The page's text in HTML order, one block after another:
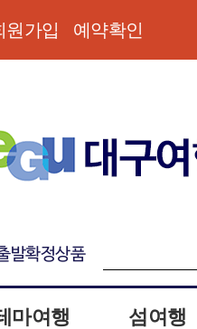
원가입 예약확인
발확정상품
마여행 섬여행